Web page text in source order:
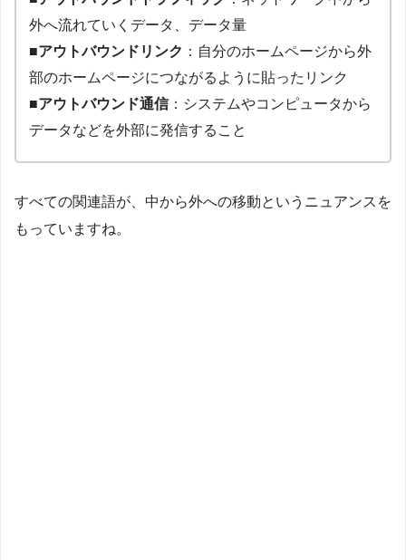
外へ流れていくデータ、データ量
■アウトバウンドリンク ：自分のホームページから外
部のホームページにつながるように貼ったリンク
■アウトバウンド通信：システムやコンピュータから
データなどを外部に発信すること
すべての関連語が、中から外への移動というニュアンスを
もっていますね。